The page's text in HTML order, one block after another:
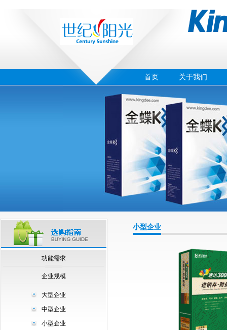
首页 关于我们
02
功能需求
企业规模
大型企业
中型企业
小型企业
小型企业